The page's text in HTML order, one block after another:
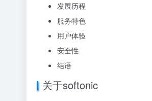
发展历程
服务特色
用户体验
安全性
结语
关于softonic